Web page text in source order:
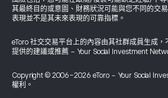
其最終目的或意圖、財務狀況可能與您不同的交
表現並不是其未來表現的可靠指標。
eToro 社交交易平台上的內容由其社群成員生成，
提供的建議或推薦 - Your Social Investment
Copyright © 2006-2026 eToro - Your Social
權利。